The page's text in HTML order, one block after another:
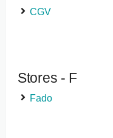
CGV
Stores - F
Fado